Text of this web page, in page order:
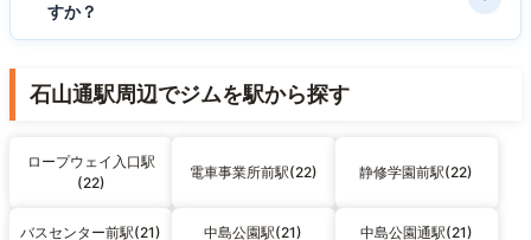
すか？
石山通駅周辺でジムを駅から探す
ロープウェイ入口駅
(22)
電車事業所前駅(22) 静修学園前駅(22)
バスセンター前駅(21) 中島公園駅(21) 中島公園通駅(21)